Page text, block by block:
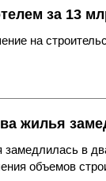
за 13
на
жилья
замедлилась в
объемов